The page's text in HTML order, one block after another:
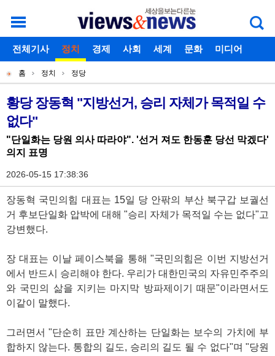
개
별
메
뉴
로그인 회원가입 아이디찾기 비밀번호찾기
주
메
뉴
전체기사 정치 경제 사회 세계 문화
미디어
현
재
위
치
홈 정치 정당
기
사
본
황당 장동혁 "지방선거, 승리 자체가 목적일 수
없다"
"단일화는 당원 의사 따라야". '선거 져도 한동훈 당선 막겠다'
의지 표명
2026-05-15 17:38:36
장동혁 국민의힘 대표는 15일 당 안팎의 부산 북구갑 보궐선
거 후보단일화 압박에 대해 "승리 자체가 목적일 수는 없다"고
강변했다.
장 대표는 이날 페이스북을 통해 "국민의힘은 이번 지방선거
에서 반드시 승리해야 한다. 우리가 대한민국의 자유민주주의
와 국민의 삶을 지키는 마지막 방파제이기 때문"이라면서도
이같이 말했다.
그러면서 "단순히 표만 계산하는 단일화는 보수의 가치에 부
합하지 않는다. 통합의 길도, 승리의 길도 될 수 없다"며 "당원